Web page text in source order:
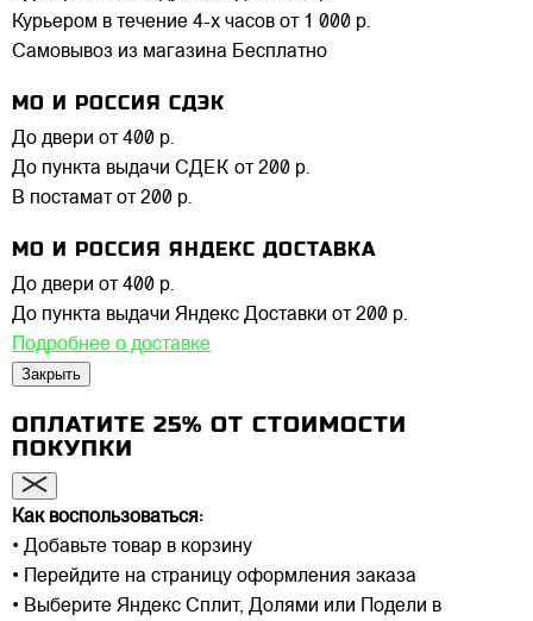
Курьером в течение 4-х часов от 1 000 р.
Самовывоз из магазина Бесплатно
МО И РОССИЯ СДЭК
До двери от 400 р.
До пункта выдачи СДЕК от 200 р.
В постамат от 200 р.
МО И РОССИЯ ЯНДЕКС ДОСТАВКА
До двери от 400 р.
До пункта выдачи Яндекс Доставки от 200 р.
Подробнее о доставке
Закрыть
ОПЛАТИТЕ 25% ОТ СТОИМОСТИ
ПОКУПКИ
Как воспользоваться:
• Добавьте товар в корзину
• Перейдите на страницу оформления заказа
• Выберите Яндекс Сплит, Долями или Подели в